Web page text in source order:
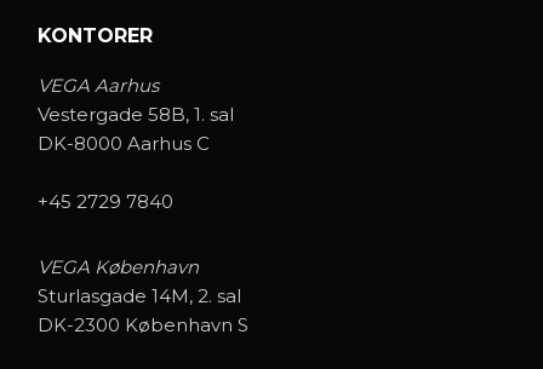
KONTORER
VEGA Aarhus
Vestergade 58B, 1. sal
DK-8000 Aarhus C
+45 2729 7840
VEGA København
Sturlasgade 14M, 2. sal
DK-2300 København S